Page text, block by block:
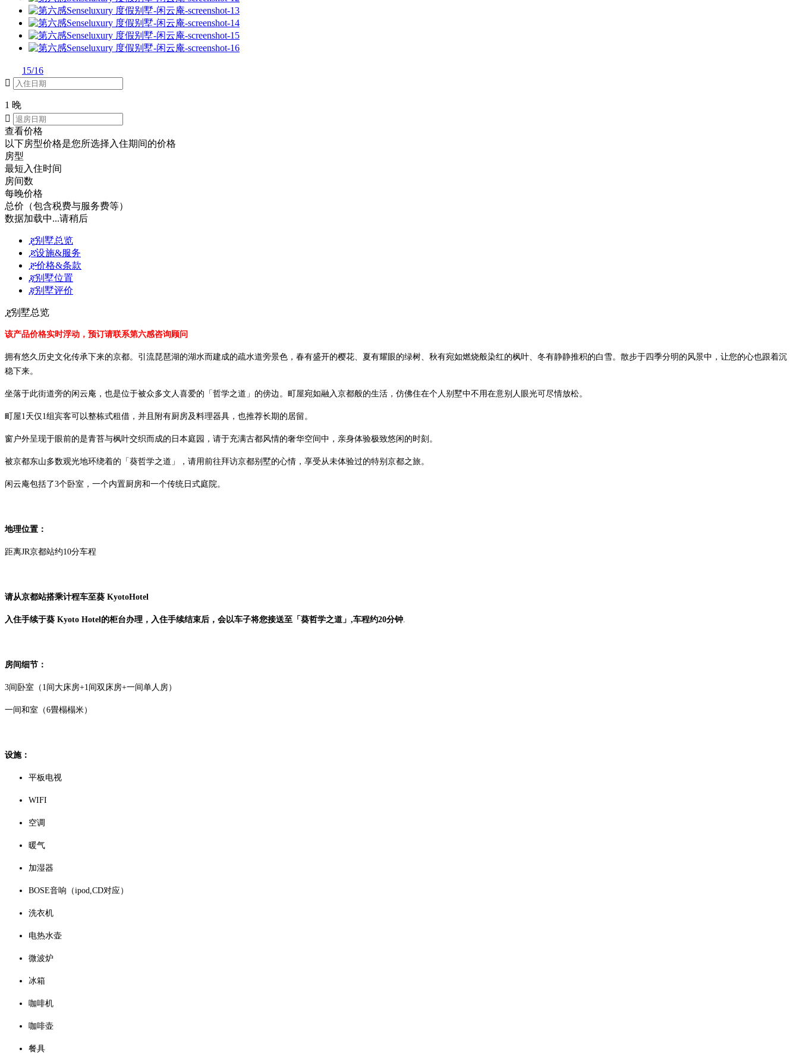
15/16

1 晚

查看价格
以下房型价格是您所选择入住期间的价格
房型
最短入住时间
房间数
每晚价格
总价（包含税费与服务费等）
数据加载中...请稍后
ጄ别墅总览
ጆ设施&服务
ጅ价格&条款
ጂ别墅位置
ጃ别墅评价
ጄ别墅总览
该产品价格实时浮动，预订请联系第六感咨询顾问
拥有悠久历史文化传承下来的京都。引流琵琶湖的湖水而建成的疏水道旁景色，春有盛开的樱花、夏有耀眼的绿树、秋有宛如燃烧般染红的枫叶、冬有静静推积的白雪。散步于四季分明的风景中，让您的心也跟着沉
稳下来。
坐落于此街道旁的闲云庵，也是位于被众多文人喜爱的「哲学之道」的傍边。町屋宛如融入京都般的生活，仿佛住在个人别墅中不用在意别人眼光可尽情放松。
町屋1天仅1组宾客可以整栋式租借，并且附有厨房及料理器具，也推荐长期的居留。
窗户外呈现于眼前的是青苔与枫叶交织而成的日本庭园，请于充满古都风情的奢华空间中，亲身体验极致悠闲的时刻。
被京都东山多数观光地环绕着的「葵哲学之道」，请用前往拜访京都别墅的心情，享受从未体验过的特别京都之旅。
闲云庵包括了3个卧室，一个内置厨房和一个传统日式庭院。
地理位置：
距离JR京都站约10分车程
请从京都站搭乘计程车至葵 KyotoHotel
入住手续于葵 Kyoto Hotel的柜台办理，入住手续结束后，会以车子将您接送至「葵哲学之道」,车程约20分钟
房间细节：
3间卧室（1间大床房+1间双床房+一间单人房）
一间和室（6畳榻榻米）
设施：
平板电视
WIFI
空调
暖气
加湿器
BOSE音响（ipod,CD对应）
洗衣机
电热水壶
微波炉
冰箱
咖啡机
咖啡壶
餐具